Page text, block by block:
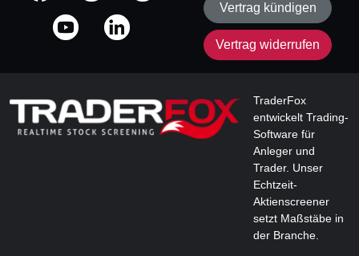
Vertrag kündigen
Vertrag widerrufen
TraderFox
entwickelt Trading-
Software für
Anleger und
Trader. Unser
Echtzeit-
Aktienscreener
setzt Maßstäbe in
der Branche.